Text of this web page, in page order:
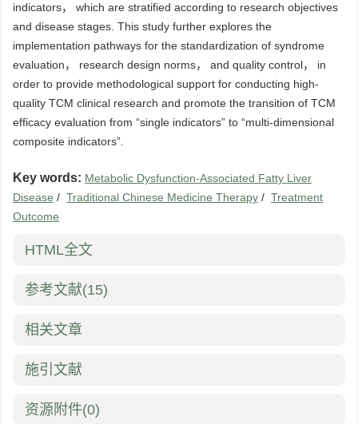
indicators， which are stratified according to research objectives
and disease stages. This study further explores the
implementation pathways for the standardization of syndrome
evaluation， research design norms， and quality control， in
order to provide methodological support for conducting high-
quality TCM clinical research and promote the transition of TCM
efficacy evaluation from “single indicators” to “multi-dimensional
composite indicators”.
Key words: Metabolic Dysfunction-Associated Fatty Liver
Disease / Traditional Chinese Medicine Therapy / Treatment
Outcome
HTML全文
参考文献(15)
相关文章
施引文献
资源附件(0)